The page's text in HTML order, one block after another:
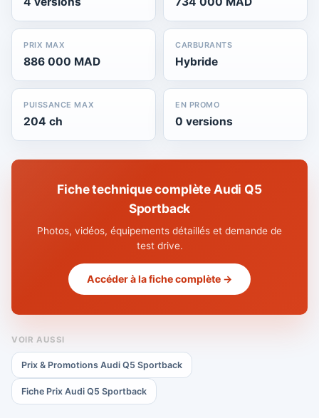
PRIX MAX
886 000 MAD
CARBURANTS
Hybride
PUISSANCE MAX
204 ch
EN PROMO
0 versions
Fiche technique complète Audi Q5
Sportback
Photos, vidéos, équipements détaillés et demande de
test drive.
Accéder à la fiche complète →
VOIR AUSSI
Prix & Promotions Audi Q5 Sportback
Fiche Prix Audi Q5 Sportback